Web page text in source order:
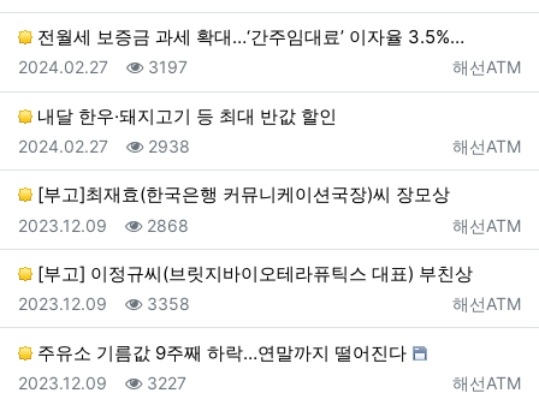
전월세 보증금 과세 확대…‘간주임대료’ 이자율 3.5%…
등록자
해선ATM
등록일
2024.02.27 조회
3197
내달 한우·돼지고기 등 최대 반값 할인
등록자
해선ATM
등록일
2024.02.27 조회
2938
[부고]최재효(한국은행 커뮤니케이션국장)씨 장모상
등록자
해선ATM
등록일
2023.12.09 조회
2868
[부고] 이정규씨(브릿지바이오테라퓨틱스 대표) 부친상
등록자
해선ATM
등록일
2023.12.09 조회
3358
주유소 기름값 9주째 하락…연말까지 떨어진다
등록자
해선ATM
등록일
2023.12.09 조회
3227